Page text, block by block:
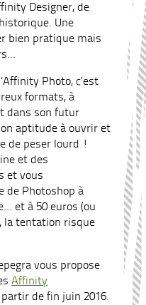
Designer, de
Une
bien pratique mais
Photo, c’est
formats, à
dans son futur
aptitude à ouvrir et
de peser lourd !
et des
et vous
de Photoshop à
et à 50 euros (ou
la tentation risque
vous propose
Affinity
partir de fin juin 2016.